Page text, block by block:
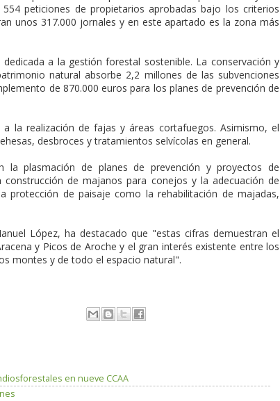
peticiones de propietarios aprobadas bajo los criterios
unos 317.000 jornales y en este apartado es la zona más
a la gestión forestal sostenible. La conservación y
natural absorbe 2,2 millones de las subvenciones
de 870.000 euros para los planes de prevención de
la realización de fajas y áreas cortafuegos. Asimismo, el
desbroces y tratamientos selvícolas en general.
la plasmación de planes de prevención y proyectos de
de majanos para conejos y la adecuación de
protección de paisaje como la rehabilitación de majadas,
López, ha destacado que "estas cifras demuestran el
y Picos de Aroche y el gran interés existente entre los
montes y de todo el espacio natural".
en nueve CCAA